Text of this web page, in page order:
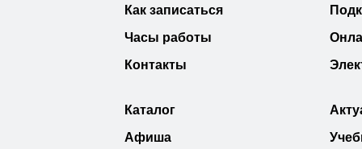
Как записаться
Часы работы
Контакты
Каталог
Афиша